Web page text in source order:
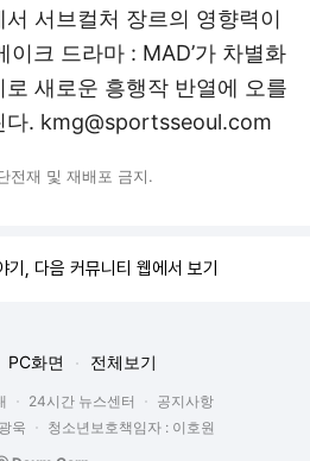
서브컬처 장르의 영향력이
이크 드라마 : MAD’가 차별화
새로운 흥행작 반열에 오를
다. kmg@sportsseoul.com
재 및 재배포 금지.
기, 다음 커뮤니티 웹에서 보기
PC화면 전체보기
24시간 뉴스센터
공지사항
욱
청소년보호책임자 : 이호원